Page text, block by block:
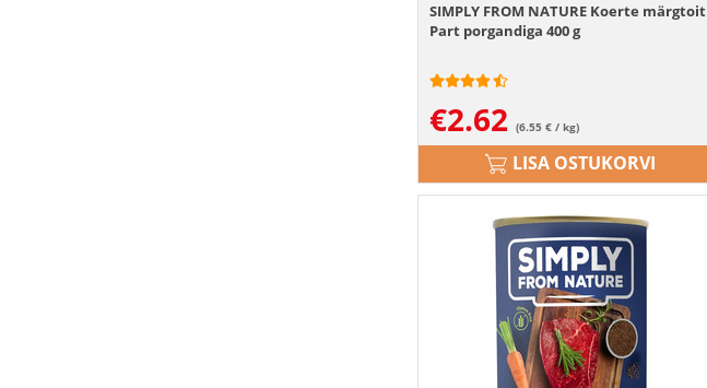
SIMPLY FROM NATURE Koerte märgtoit
Part porgandiga 400 g
€2.62 (6.55 € / kg)
LISA OSTUKORVI